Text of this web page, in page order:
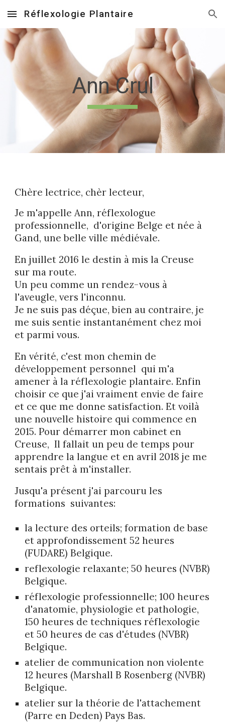
Skip to main content Skip to navigation
Réflexologie Plantaire
Ann Crul
Chère lectrice, chèr lecteur,
Je m'appelle Ann, réflexologue
professionnelle, d'origine Belge et née à
Gand, une belle ville médiévale.
En juillet 2016 le destin à mis la Creuse
sur ma route.
Un peu comme un rendez-vous à
l'aveugle, vers l'inconnu.
Je ne suis pas déçue, bien au contraire, je
me suis sentie instantanément chez moi
et parmi vous.
En vérité, c'est mon chemin de
développement personnel qui m'a
amener à la réflexologie plantaire. Enfin
choisir ce que j'ai vraiment envie de faire
et ce que me donne satisfaction. Et voilà
une nouvelle histoire qui commence en
2015. Pour démarrer mon cabinet en
Creuse, Il fallait un peu de temps pour
apprendre la langue et en avril 2018 je me
sentais prêt à m'installer.
Jusqu'a présent j'ai parcouru les
formations suivantes:
la lecture des orteils; formation de base
et approfondissement 52 heures
(FUDARE) Belgique.
reflexologie relaxante; 50 heures (NVBR)
Belgique.
réflexologie professionnelle; 100 heures
d'anatomie, physiologie et pathologie,
150 heures de techniques réflexologie
et 50 heures de cas d'études (NVBR)
Belgique.
atelier de communication non violente
12 heures (Marshall B Rosenberg (NVBR)
Belgique.
atelier sur la théorie de l'attachement
(Parre en Deden) Pays Bas.